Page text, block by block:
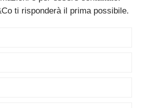
ti risponderà il prima possibile.